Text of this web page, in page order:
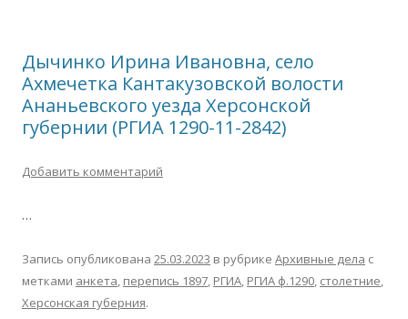
Дычинко Ирина Ивановна, село
Ахмечетка Кантакузовской волости
Ананьевского уезда Херсонской
губернии (РГИА 1290-11-2842)
Добавить комментарий
…
Запись опубликована 25.03.2023 в рубрике Архивные дела с
метками анкета, перепись 1897, РГИА, РГИА ф.1290, столетние,
Херсонская губерния.